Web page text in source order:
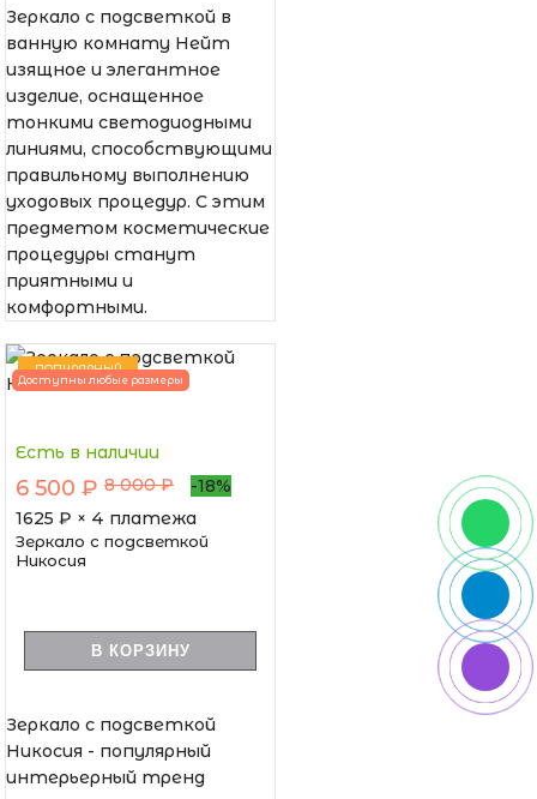
Зеркало с подсветкой в
ванную комнату Нейт
изящное и элегантное
изделие, оснащенное
тонкими светодиодными
линиями, способствующими
правильному выполнению
уходовых процедур. С этим
предметом косметические
процедуры станут
приятными и
комфортными.
ПОПУЛЯРНЫЙ
Доступны любые размеры
Есть в наличии
6 500 ₽ 8 000 ₽
-18%
1625 ₽ × 4 платежа
Зеркало с подсветкой
Никосия
В КОРЗИНУ
Зеркало с подсветкой
Никосия - популярный
интерьерный тренд